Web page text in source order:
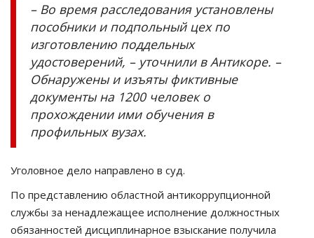
– Во время расследования установлены
пособники и подпольный цех по
изготовлению поддельных
удостоверений, – уточнили в Антикоре. –
Обнаружены и изъяты фиктивные
документы на 1200 человек о
прохождении ими обучения в
профильных вузах.
Уголовное дело направлено в суд.
По представлению областной антикоррупционной
службы за ненадлежащее исполнение должностных
обязанностей дисциплинарное взыскание получила